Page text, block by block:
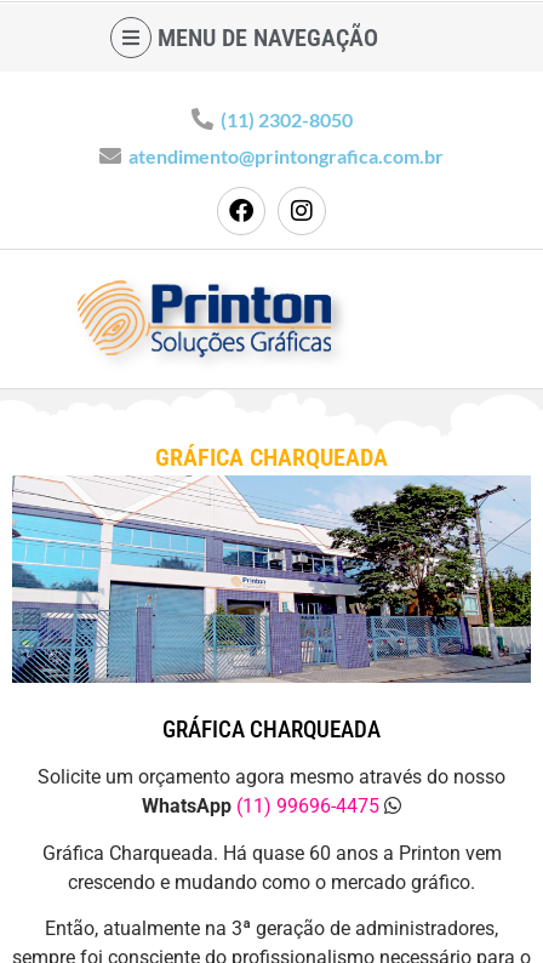
MENU DE NAVEGAÇÃO
(11) 2302-8050
atendimento@printongrafica.com.br
GRÁFICA CHARQUEADA
GRÁFICA CHARQUEADA
Solicite um orçamento agora mesmo através do nosso
WhatsApp (11) 99696-4475
Gráfica Charqueada. Há quase 60 anos a Printon vem
crescendo e mudando como o mercado gráfico.
Então, atualmente na 3ª geração de administradores,
sempre foi consciente do profissionalismo necessário para o